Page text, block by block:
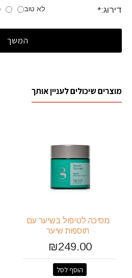
מוצרים שיכולים לעניין אותך
מסיכה לטיפול בשיער עם
תוספות שיער
₪249.00
הוסף לסל
דירוג: לא טוב
המשך